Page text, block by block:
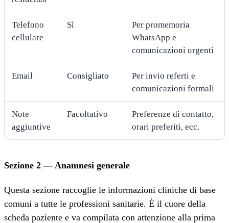
Telefono
cellulare
Sì
Per promemoria
WhatsApp e
comunicazioni urgenti
Email Consigliato
Per invio referti e
comunicazioni formali
Note
aggiuntive
Facoltativo
Preferenze di contatto,
orari preferiti, ecc.
Sezione 2 — Anamnesi generale
Questa sezione raccoglie le informazioni cliniche di base
comuni a tutte le professioni sanitarie. È il cuore della
scheda paziente e va compilata con attenzione alla prima